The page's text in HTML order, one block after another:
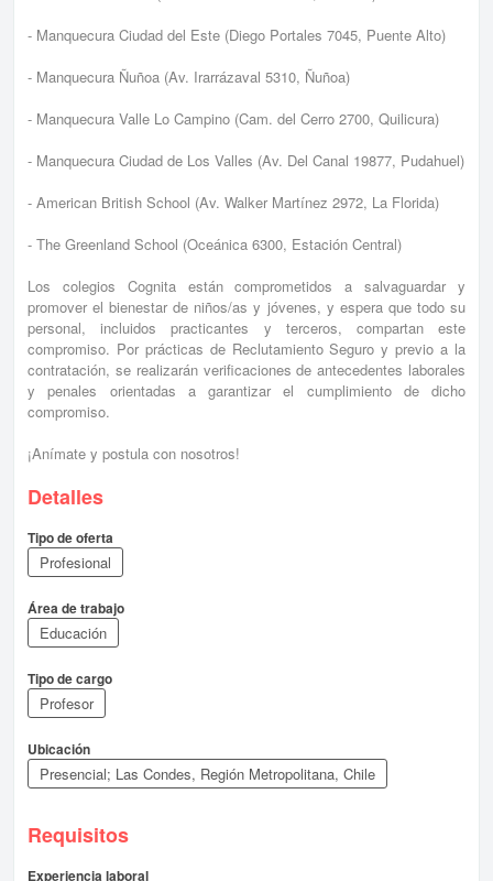
- Manquecura Ciudad del Este (Diego Portales 7045, Puente Alto)
- Manquecura Ñuñoa (Av. Irarrázaval 5310, Ñuñoa)
- Manquecura Valle Lo Campino (Cam. del Cerro 2700, Quilicura)
- Manquecura Ciudad de Los Valles (Av. Del Canal 19877, Pudahuel)
- American British School (Av. Walker Martínez 2972, La Florida)
- The Greenland School (Oceánica 6300, Estación Central)
Los colegios Cognita están comprometidos a salvaguardar y
promover el bienestar de niños/as y jóvenes, y espera que todo su
personal, incluidos practicantes y terceros, compartan este
compromiso. Por prácticas de Reclutamiento Seguro y previo a la
contratación, se realizarán verificaciones de antecedentes laborales
y penales orientadas a garantizar el cumplimiento de dicho
compromiso.
¡Anímate y postula con nosotros!
Detalles
Tipo de oferta
Profesional
Área de trabajo
Educación
Tipo de cargo
Profesor
Ubicación
Presencial; Las Condes, Región Metropolitana, Chile
Requisitos
Experiencia laboral